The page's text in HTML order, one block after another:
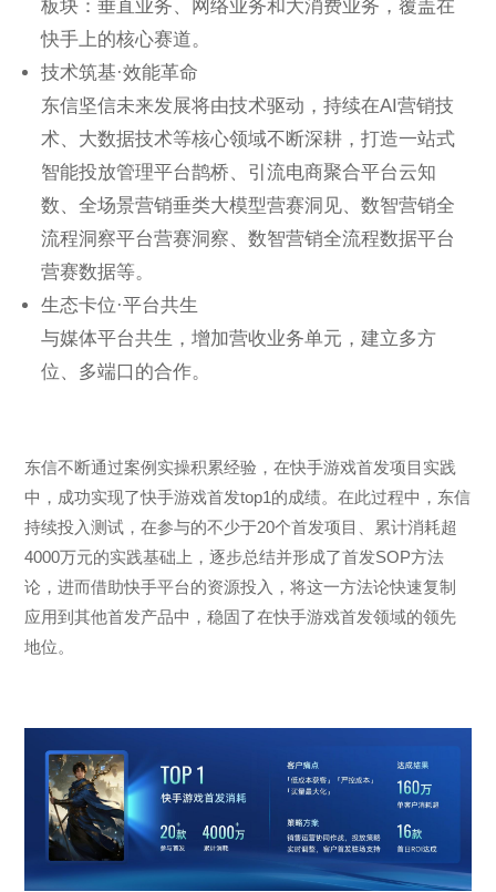
板块：垂直业务、网络业务和大消费业务，覆盖在
快手上的核心赛道。
技术筑基·效能革命
东信坚信未来发展将由技术驱动，持续在AI营销技
术、大数据技术等核心领域不断深耕，打造一站式
智能投放管理平台鹊桥、引流电商聚合平台云知
数、全场景营销垂类大模型营赛洞见、数智营销全
流程洞察平台营赛洞察、数智营销全流程数据平台
营赛数据等。
生态卡位·平台共生
与媒体平台共生，增加营收业务单元，建立多方
位、多端口的合作。
东信不断通过案例实操积累经验，在快手游戏首发项目实践
中，成功实现了快手游戏首发top1的成绩。在此过程中，东信
持续投入测试，在参与的不少于20个首发项目、累计消耗超
4000万元的实践基础上，逐步总结并形成了首发SOP方法
论，进而借助快手平台的资源投入，将这一方法论快速复制
应用到其他首发产品中，稳固了在快手游戏首发领域的领先
地位。